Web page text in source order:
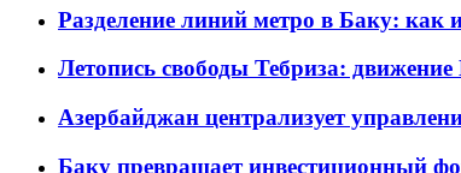
Разделение линий метро в Баку: как
Летопись свободы Тебриза:
Азербайджан централизует
Баку превращает инвестиционный